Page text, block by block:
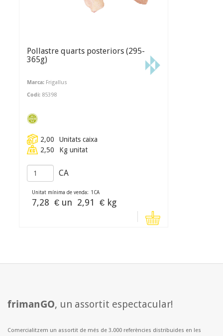
Pollastre quarts posteriors (295-
365g)
Marca: Frigallus
Codi: 85398
2,00
Unitats caixa
2,50
Kg unitat
CA
Unitat mínima de venda: 1 CA
7,28 € un 2,91 € kg
frimanGO, un assortit espectacular!
Comercialitzem un assortit de més de 3.000 referències distribuides en les